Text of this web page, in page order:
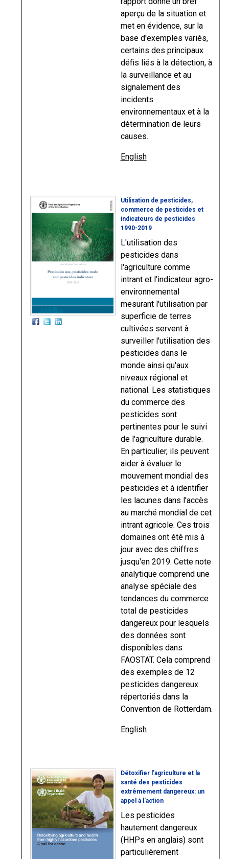
aperçu de la situation et
met en évidence, sur la
base d'exemples variés,
certains des principaux
défis liés à la détection, à
la surveillance et au
signalement des
incidents
environnementaux et à la
détermination de leurs
causes.
English
Utilisation de pesticides,
commerce de pesticides et
indicateurs de pesticides
1990-2019
L'utilisation des
pesticides dans
l'agriculture comme
intrant et l'indicateur agro-
environnemental
mesurant l'utilisation par
superficie de terres
cultivées servent à
surveiller l'utilisation des
pesticides dans le
monde ainsi qu'aux
niveaux régional et
national. Les statistiques
du commerce des
pesticides sont
pertinentes pour le suivi
de l'agriculture durable.
En particulier, ils peuvent
aider à évaluer le
mouvement mondial des
pesticides et à identifier
les lacunes dans l'accès
au marché mondial de cet
intrant agricole. Ces trois
domaines ont été mis à
jour avec des chiffres
jusqu'en 2019. Cette note
analytique comprend une
analyse spéciale des
tendances du commerce
total de pesticides
dangereux pour lesquels
des données sont
disponibles dans
FAOSTAT. Cela comprend
des exemples de 12
pesticides dangereux
répertoriés dans la
Convention de Rotterdam.
English
Détoxifier l'agriculture et la
santé des pesticides
extrêmement dangereux: un
appel à l'action
Les pesticides
hautement dangereux
(HHPs en anglais) sont
particulièrement